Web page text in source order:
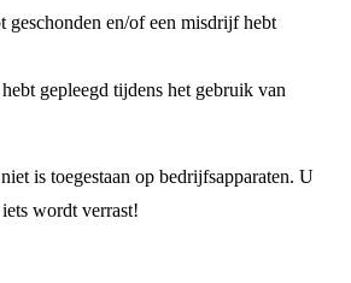
geschonden en/of een misdrijf hebt
gepleegd tijdens het gebruik van
is toegestaan op bedrijfsapparaten. U
wordt verrast!